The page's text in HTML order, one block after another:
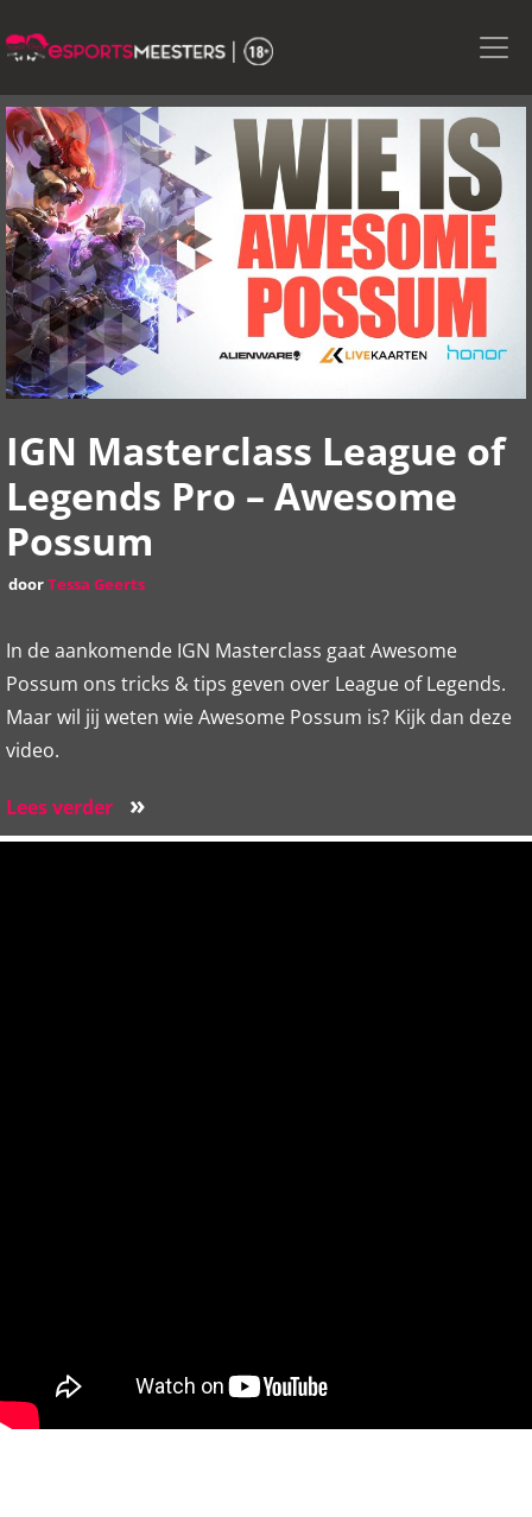
to
content
IGN Masterclass League of
Legends Pro – Awesome
Possum
doorTessa Geerts
In de aankomende IGN Masterclass gaat Awesome
Possum ons tricks & tips geven over League of Legends.
Maar wil jij weten wie Awesome Possum is? Kijk dan deze
video.
Lees verder »